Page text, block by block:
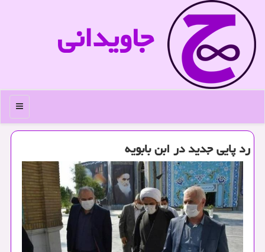
جاویدانی
منو
رد پایی جدید در ابن بابویه